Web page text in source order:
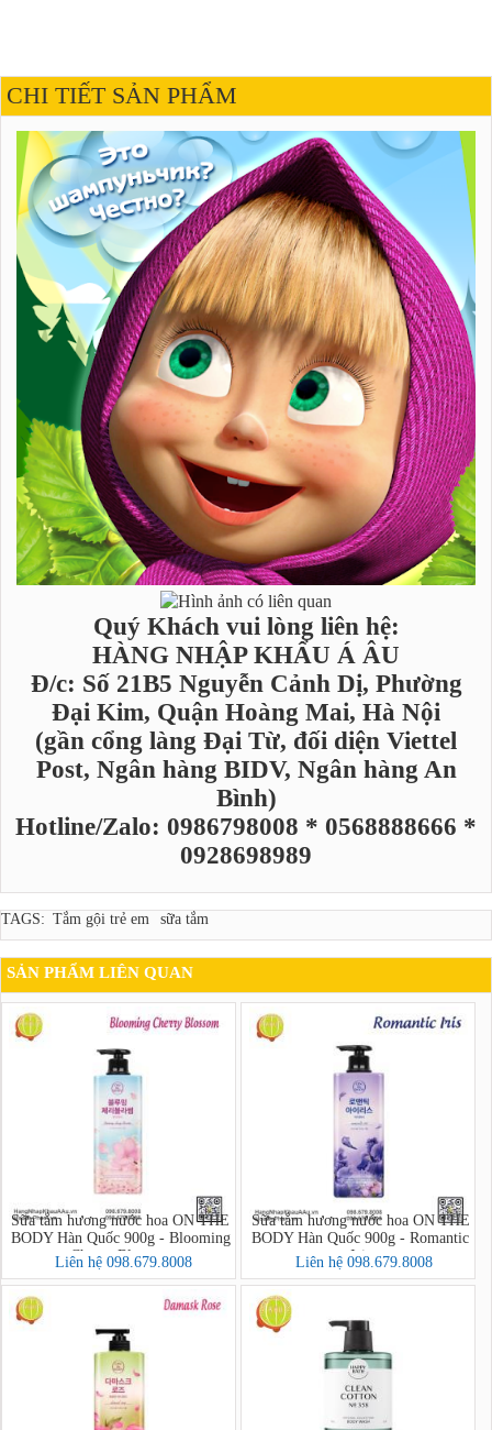
CHI TIẾT SẢN PHẨM
Quý Khách vui lòng liên hệ:
HÀNG NHẬP KHẨU Á ÂU
Đ/c: Số 21B5 Nguyễn Cảnh Dị, Phường
Đại Kim, Quận Hoàng Mai, Hà Nội
(gần cổng làng Đại Từ, đối diện Viettel
Post, Ngân hàng BIDV, Ngân hàng An
Bình)
Hotline/Zalo: 0986798008 * 0568888666 *
0928698989
TAGS: Tắm gội trẻ em sữa tắm
SẢN PHẨM LIÊN QUAN
Sữa tắm hương nước hoa ON THE
BODY Hàn Quốc 900g - Blooming
Cherry Blossom
Liên hệ 098.679.8008
Sữa tắm hương nước hoa ON THE
BODY Hàn Quốc 900g - Romantic
Iris
Liên hệ 098.679.8008